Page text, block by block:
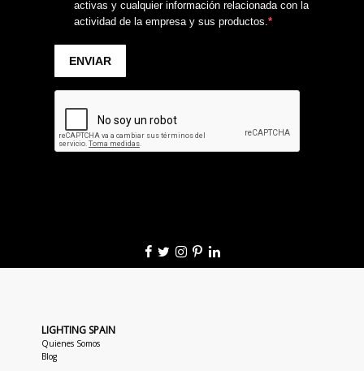
LIGHTING SPAIN
Quienes Somos
Blog